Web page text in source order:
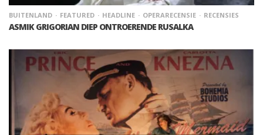
BUITENLAND FEATURED HEADLINE OPERARECENSIE RECENSIES
ASMIK GRIGORIAN DIEP ONTROERENDE RUSALKA